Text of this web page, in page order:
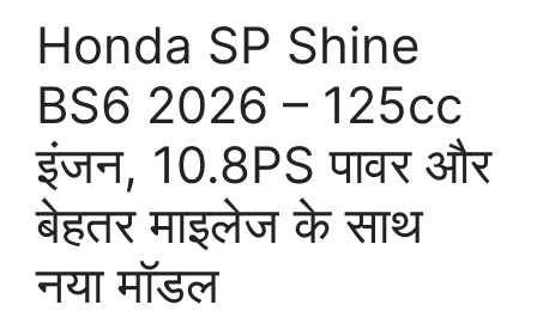
Honda SP Shine
BS6 2026 – 125cc
इंजन, 10.8PS पावर और
बेहतर माइलेज के साथ
नया मॉडल